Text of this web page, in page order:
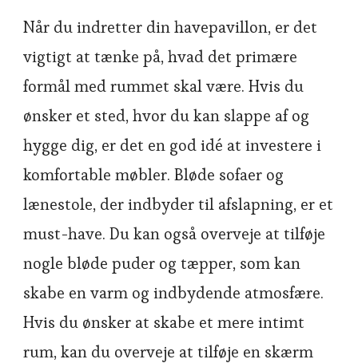
Når du indretter din havepavillon, er det
vigtigt at tænke på, hvad det primære
formål med rummet skal være. Hvis du
ønsker et sted, hvor du kan slappe af og
hygge dig, er det en god idé at investere i
komfortable møbler. Bløde sofaer og
lænestole, der indbyder til afslapning, er et
must-have. Du kan også overveje at tilføje
nogle bløde puder og tæpper, som kan
skabe en varm og indbydende atmosfære.
Hvis du ønsker at skabe et mere intimt
rum, kan du overveje at tilføje en skærm